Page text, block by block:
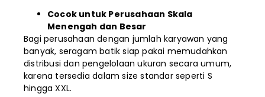
Cocok untuk Perusahaan Skala
Menengah dan Besar
Bagi perusahaan dengan jumlah karyawan yang
banyak, seragam batik siap pakai memudahkan
distribusi dan pengelolaan ukuran secara umum,
karena tersedia dalam size standar seperti S
hingga XXL.